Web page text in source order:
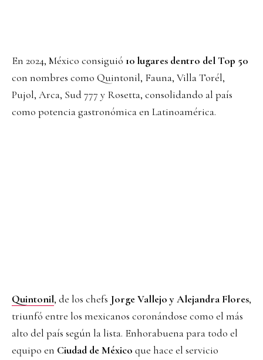
En 2024, México consiguió 10 lugares dentro del Top 50
con nombres como Quintonil, Fauna, Villa Torél,
Pujol, Arca, Sud 777 y Rosetta, consolidando al país
como potencia gastronómica en Latinoamérica.
Quintonil, de los chefs Jorge Vallejo y Alejandra Flores,
triunfó entre los mexicanos coronándose como el más
alto del país según la lista. Enhorabuena para todo el
equipo en Ciudad de México que hace el servicio